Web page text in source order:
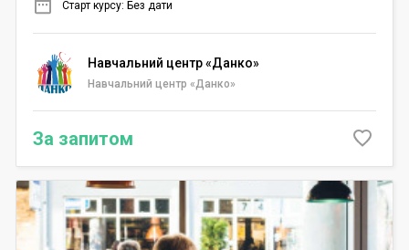
Старт курсу: Без дати
Навчальний центр «Данко»
Навчальний центр «Данко»
За запитом